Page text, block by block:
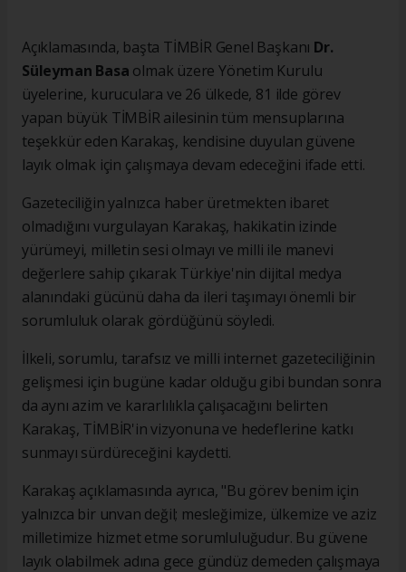
Açıklamasında, başta TİMBİR Genel Başkanı Dr.
Süleyman Basa olmak üzere Yönetim Kurulu
üyelerine, kuruculara ve 26 ülkede, 81 ilde görev
yapan büyük TİMBİR ailesinin tüm mensuplarına
teşekkür eden Karakaş, kendisine duyulan güvene
layık olmak için çalışmaya devam edeceğini ifade etti.
Gazeteciliğin yalnızca haber üretmekten ibaret
olmadığını vurgulayan Karakaş, hakikatin izinde
yürümeyi, milletin sesi olmayı ve milli ile manevi
değerlere sahip çıkarak Türkiye'nin dijital medya
alanındaki gücünü daha da ileri taşımayı önemli bir
sorumluluk olarak gördüğünü söyledi.
İlkeli, sorumlu, tarafsız ve milli internet gazeteciliğinin
gelişmesi için bugüne kadar olduğu gibi bundan sonra
da aynı azim ve kararlılıkla çalışacağını belirten
Karakaş, TİMBİR'in vizyonuna ve hedeflerine katkı
sunmayı sürdüreceğini kaydetti.
Karakaş açıklamasında ayrıca, "Bu görev benim için
yalnızca bir unvan değil; mesleğimize, ülkemize ve aziz
milletimize hizmet etme sorumluluğudur. Bu güvene
layık olabilmek adına gece gündüz demeden çalışmaya